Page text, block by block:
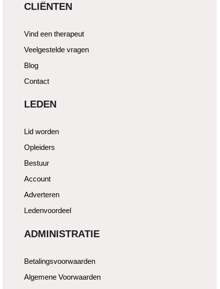
CLIËNTEN
Vind een therapeut
Veelgestelde vragen
Blog
Contact
LEDEN
Lid worden
Opleiders
Bestuur
Account
Adverteren
Ledenvoordeel
ADMINISTRATIE
Betalingsvoorwaarden
Algemene Voorwaarden